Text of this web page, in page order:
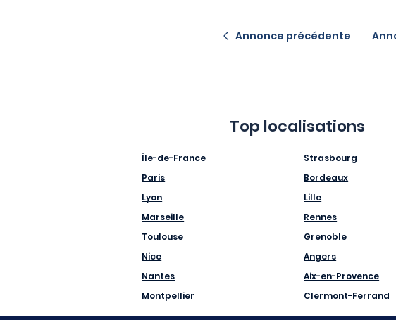
Annonce précédente
Top localisations
Île-de-France
Paris
Lyon
Marseille
Toulouse
Nice
Nantes
Montpellier
Strasbourg
Bordeaux
Lille
Rennes
Grenoble
Angers
Aix-en-Provence
Clermont-Ferrand